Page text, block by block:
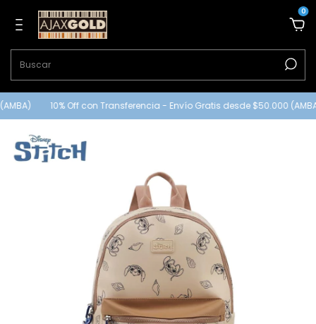
0
10% Off con Transferencia - Envío Gratis desde $50.000